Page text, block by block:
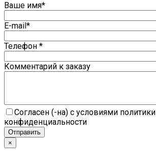
Ваше имя*
E-mail*
Телефон *
Комментарий к заказу
Согласен (-на) с условиями политики
конфиденциальности
×